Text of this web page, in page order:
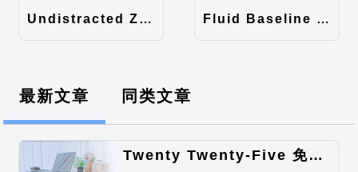
Undistracted Zen主题汉化包 Fluid Baseline Grid主题汉化包
最新文章 同类文章
Twenty Twenty-Five 免费的WordPress内容主题